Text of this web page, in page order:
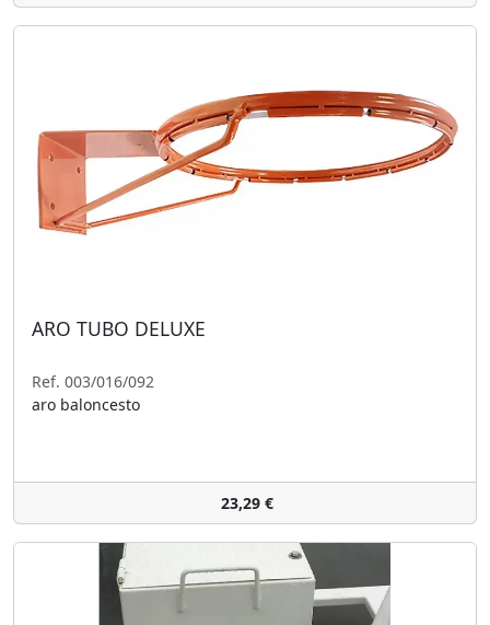
ARO TUBO DELUXE
Ref. 003/016/092
aro baloncesto
23,29 €